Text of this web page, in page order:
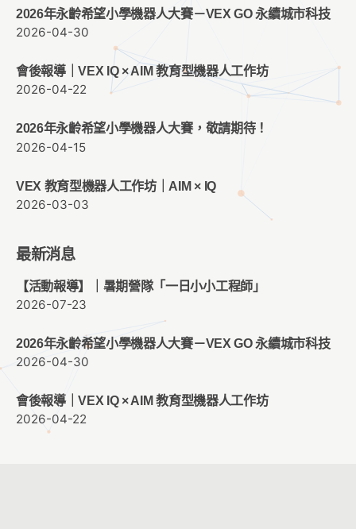
2026年永齡希望小學機器人大賽－VEX GO 永續城市科技
2026-04-30
會後報導｜VEX IQ × AIM 教育型機器人工作坊
2026-04-22
2026年永齡希望小學機器人大賽，敬請期待！
2026-04-15
VEX 教育型機器人工作坊｜AIM × IQ
2026-03-03
最新消息
【活動報導】｜暑期營隊「一日小小工程師」
2026-07-23
2026年永齡希望小學機器人大賽－VEX GO 永續城市科技
2026-04-30
會後報導｜VEX IQ × AIM 教育型機器人工作坊
2026-04-22